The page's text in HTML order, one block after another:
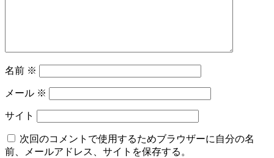
名前 ※
メール ※
サイト
次回のコメントで使用するためブラウザーに自分の名
前、メールアドレス、サイトを保存する。